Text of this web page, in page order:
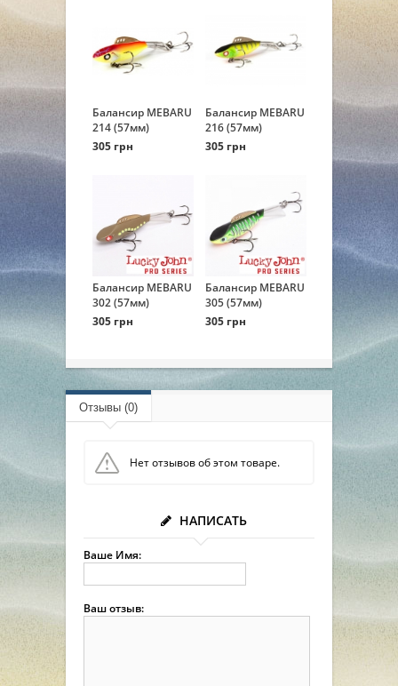
Балансир MEBARU
214 (57мм)
305 грн
Балансир MEBARU
216 (57мм)
305 грн
Балансир MEBARU
302 (57мм)
305 грн
Балансир MEBARU
305 (57мм)
305 грн
Отзывы (0)
Нет отзывов об этом товаре.
НАПИСАТЬ
Ваше Имя:
Ваш отзыв: